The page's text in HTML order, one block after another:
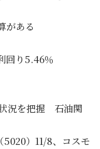
がある
回り5.46％
況を把握 石油関
）11/8、コスモ